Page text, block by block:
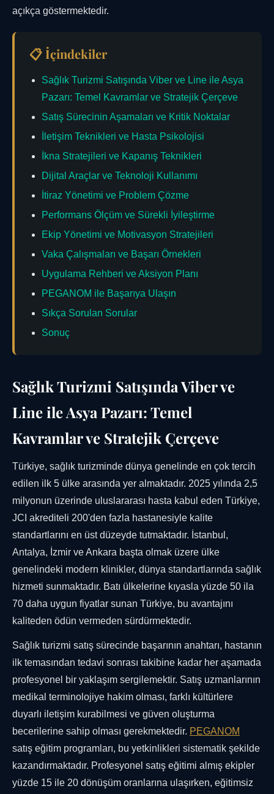
açıkça göstermektedir.
📋 İçindekiler
Sağlık Turizmi Satışında Viber ve Line ile Asya
Pazarı: Temel Kavramlar ve Stratejik Çerçeve
Satış Sürecinin Aşamaları ve Kritik Noktalar
İletişim Teknikleri ve Hasta Psikolojisi
İkna Stratejileri ve Kapanış Teknikleri
Dijital Araçlar ve Teknoloji Kullanımı
İtiraz Yönetimi ve Problem Çözme
Performans Ölçüm ve Sürekli İyileştirme
Ekip Yönetimi ve Motivasyon Stratejileri
Vaka Çalışmaları ve Başarı Örnekleri
Uygulama Rehberi ve Aksiyon Planı
PEGANOM ile Başarıya Ulaşın
Sıkça Sorulan Sorular
Sonuç
Sağlık Turizmi Satışında Viber ve
Line ile Asya Pazarı: Temel
Kavramlar ve Stratejik Çerçeve
Türkiye, sağlık turizminde dünya genelinde en çok tercih
edilen ilk 5 ülke arasında yer almaktadır. 2025 yılında 2,5
milyonun üzerinde uluslararası hasta kabul eden Türkiye,
JCI akrediteli 200'den fazla hastanesiyle kalite
standartlarını en üst düzeyde tutmaktadır. İstanbul,
Antalya, İzmir ve Ankara başta olmak üzere ülke
genelindeki modern klinikler, dünya standartlarında sağlık
hizmeti sunmaktadır. Batı ülkelerine kıyasla yüzde 50 ila
70 daha uygun fiyatlar sunan Türkiye, bu avantajını
kaliteden ödün vermeden sürdürmektedir.
Sağlık turizmi satış sürecinde başarının anahtarı, hastanın
ilk temasından tedavi sonrası takibine kadar her aşamada
profesyonel bir yaklaşım sergilemektir. Satış uzmanlarının
medikal terminolojiye hakim olması, farklı kültürlere
duyarlı iletişim kurabilmesi ve güven oluşturma
becerilerine sahip olması gerekmektedir. PEGANOM
satış eğitim programları, bu yetkinlikleri sistematik şekilde
kazandırmaktadır. Profesyonel satış eğitimi almış ekipler
yüzde 15 ile 20 dönüşüm oranlarına ulaşırken, eğitimsiz